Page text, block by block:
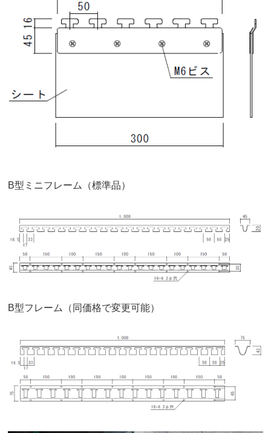
B型ミニフレーム（標準品）
B型フレーム（同価格で変更可能）